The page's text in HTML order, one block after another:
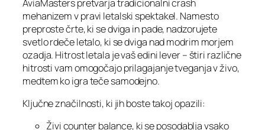
AviaMasters pretvarja tradicionalni crash
mehanizem v pravi letalski spektakel. Namesto
preproste črte, ki se dviga in pade, nadzorujete
svetlo rdeče letalo, ki se dviga nad modrim morjem
ozadja. Hitrost letala je vaš edini lever – štiri različne
hitrosti vam omogočajo prilagajanje tveganja v živo,
medtem ko igra teče samodejno.
Ključne značilnosti, ki jih boste takoj opazili:
Živi counter balance, ki se posodablja vsako